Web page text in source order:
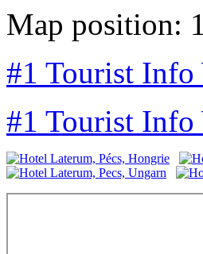
Map position:
#1 Tourist Info
#1 Tourist Info